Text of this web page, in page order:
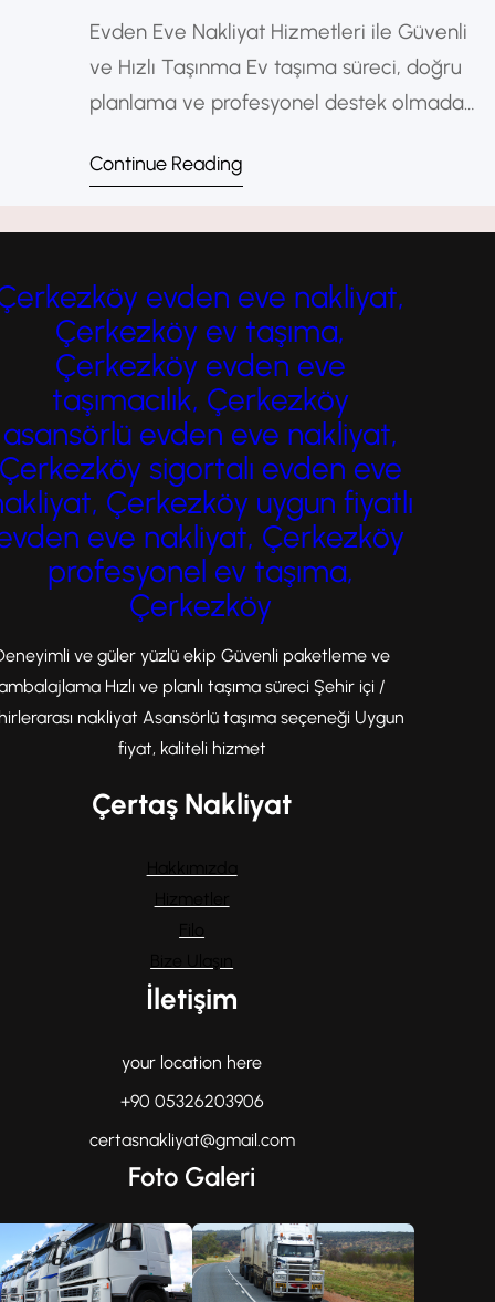
Evden Eve Nakliyat Hizmetleri ile Güvenli
ve Hızlı Taşınma Ev taşıma süreci, doğru
planlama ve profesyonel destek olmadan
eve nakliye hizmetleri, eşyaların güvenli,
Profesyonel nakliyat firmaları sayesinde
hem zamandan tasarruf edilir hem de
eşyalarınız zarar görmeden yeni
adresinize ulaştırılır. Evden…
Continue Reading
evden eve nakliyat,
Çerkezköy ev taşıma,
Çerkezköy evden eve
taşımacılık, Çerkezköy
asansörlü evden eve nakliyat,
sigortalı evden eve
Çerkezköy uygun fiyatlı
eve nakliyat, Çerkezköy
profesyonel ev taşıma,
Çerkezköy
ve güler yüzlü ekip Güvenli paketleme ve
Hızlı ve planlı taşıma süreci Şehir içi /
nakliyat Asansörlü taşıma seçeneği Uygun
fiyat, kaliteli hizmet
Çertaş Nakliyat
İletişim
your location here
+90 05326203906
certasnakliyat@gmail.com
Foto Galeri